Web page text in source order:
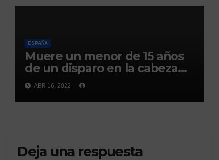
ESPAÑA
Muere un menor de 15 años
de un disparo en la cabeza
en Ceuta(abc)
ABR 16, 2022
Deja una respuesta